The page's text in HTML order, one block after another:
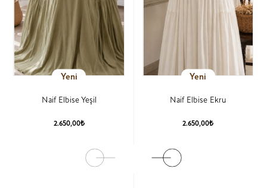
Yeni
Naif Elbise Yeşil
2.650,00₺
Yeni
Naif Elbise Ekru
2.650,00₺